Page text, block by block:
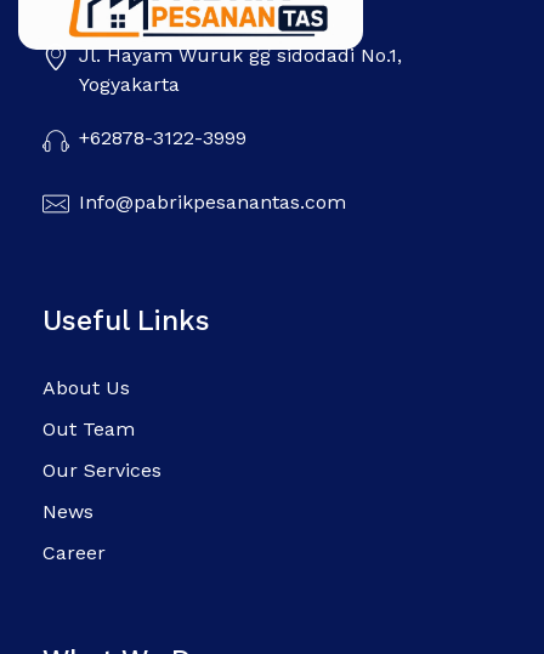
Pabrik Pesanan Tas Jl. Hayam Wuruk gg sidodadi No.1,
Yogyakarta
+62878-3122-3999
Info@pabrikpesanantas.com
Useful Links
About Us
Out Team
Our Services
News
Career